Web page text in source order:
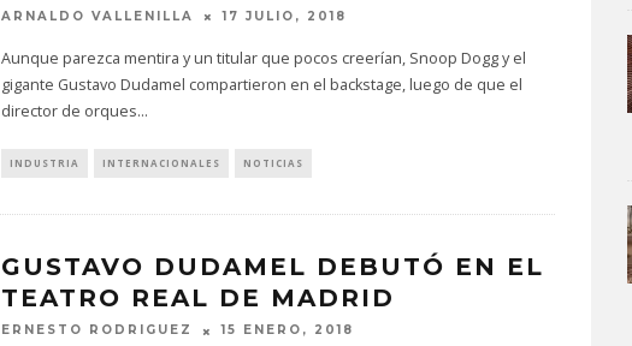
ARNALDO VALLENILLA 17 JULIO, 2018
Aunque parezca mentira y un titular que pocos creerían, Snoop Dogg y el
gigante Gustavo Dudamel compartieron en el backstage, luego de que el
director de orques...
INDUSTRIA INTERNACIONALES NOTICIAS
GUSTAVO DUDAMEL DEBUTÓ EN EL
TEATRO REAL DE MADRID
ERNESTO RODRIGUEZ 15 ENERO, 2018